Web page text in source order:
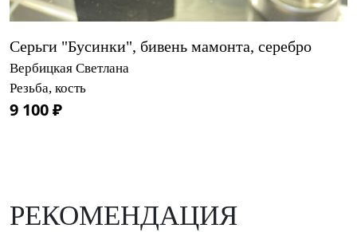
Серьги "Бусинки", бивень мамонта, серебро
Вербицкая Светлана
Резьба, кость
9 100 ₽
РЕКОМЕНДАЦИЯ